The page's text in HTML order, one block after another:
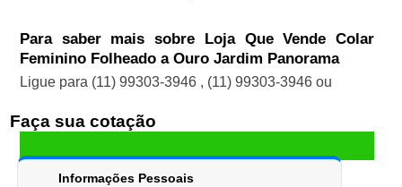
Para saber mais sobre Loja Que Vende Colar
Feminino Folheado a Ouro Jardim Panorama
Ligue para (11) 99303-3946 , (11) 99303-3946 ou
Faça sua cotação
Informações Pessoais